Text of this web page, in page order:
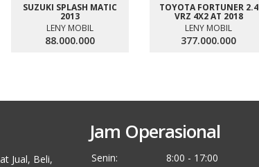
SUZUKI SPLASH MATIC
2013
LENY MOBIL
88.000.000
TOYOTA FORTUNER 2.4
VRZ 4X2 AT 2018
LENY MOBIL
377.000.000
Jual, Beli,
Jam Operasional
Senin:
8:00 - 17:00